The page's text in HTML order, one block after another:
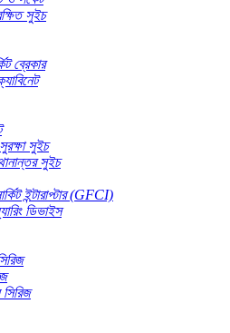
সুইচ
ব্রেকার
সুইচ
সুইচ
ইন্টারাপ্টার (GFCI)
ডিভাইস